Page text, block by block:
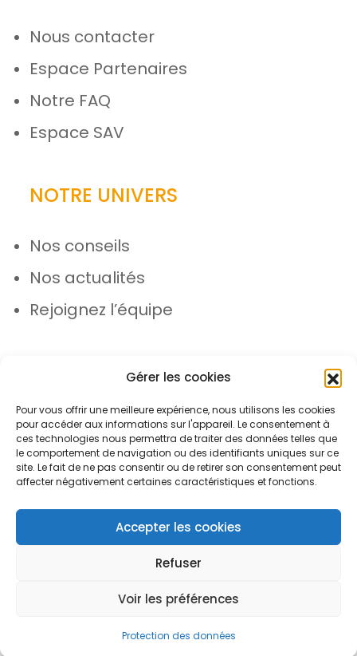
Gérer les cookies
Pour vous offrir une meilleure expérience, nous utilisons les cookies
pour accéder aux informations sur l'appareil. Le consentement à
ces technologies nous permettra de traiter des données telles que
le comportement de navigation ou des identifiants uniques sur ce
site. Le fait de ne pas consentir ou de retirer son consentement peut
affecter négativement certaines caractéristiques et fonctions.
Accepter les cookies
Refuser
Voir les préférences
Protection des données
Open toolbar
Nous contacter
Espace Partenaires
Notre FAQ
Espace SAV
NOTRE UNIVERS
Nos conseils
Nos actualités
Rejoignez l’équipe
© Azergo 2026 - Tous droits réservés
Protection des données